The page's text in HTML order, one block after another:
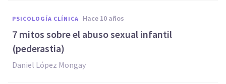
PSICOLOGÍA CLÍNICA hace 10 años
7 mitos sobre el abuso sexual infantil
(pederastia)
Daniel López Mongay